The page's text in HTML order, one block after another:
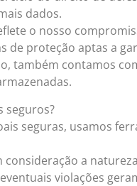
dados.
o nosso
de proteção aptas a
também contamos
seguros?
seguras, usamos
a
violações